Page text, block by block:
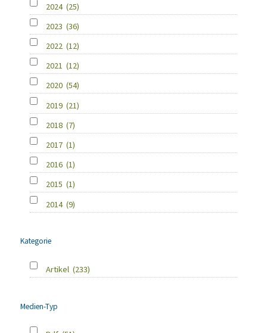
2024 (25)
2023 (36)
2022 (12)
2021 (12)
2020 (54)
2019 (21)
2018 (7)
2017 (1)
2016 (1)
2015 (1)
2014 (9)
Kategorie
Artikel (233)
Medien-Typ